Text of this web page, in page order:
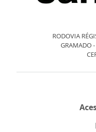
RODOVIA
GRAMADO -